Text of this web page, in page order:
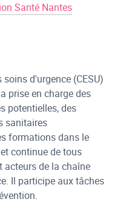
Santé Nantes
d'urgence (CESU)
prise en charge des
potentielles, des
sanitaires
formations dans le
continue de tous
acteurs de la chaîne
Il participe aux tâches